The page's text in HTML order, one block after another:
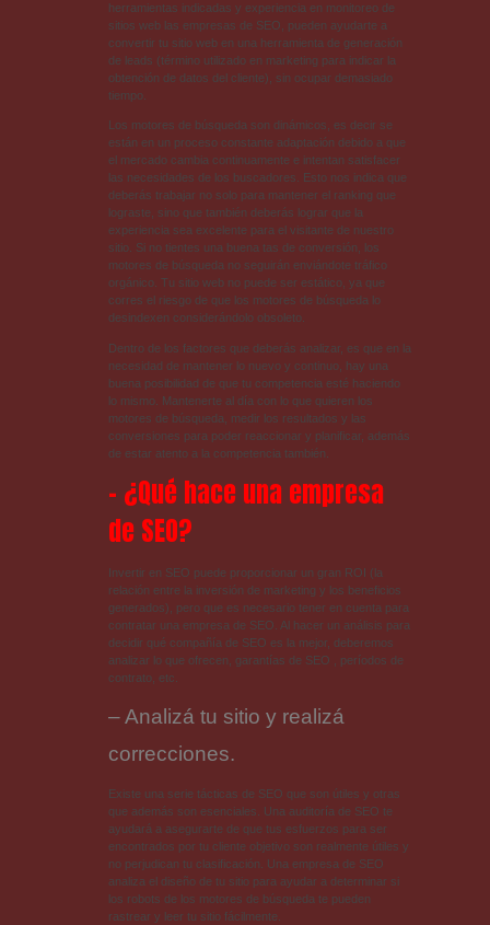
herramientas indicadas y experiencia en monitoreo de
sitios web las empresas de SEO, pueden ayudarte a
convertir tu sitio web en una herramienta de generación
de leads (término utilizado en marketing para indicar la
obtención de datos del cliente), sin ocupar demasiado
tiempo.
Los motores de búsqueda son dinámicos, es decir se
están en un proceso constante adaptación debido a que
el mercado cambia continuamente e intentan satisfacer
las necesidades de los buscadores. Esto nos indica que
deberás trabajar no solo para mantener el ranking que
lograste, sino que también deberás lograr que la
experiencia sea excelente para el visitante de nuestro
sitio. Si no tientes una buena tas de conversión, los
motores de búsqueda no seguirán enviándote tráfico
orgánico. Tu sitio web no puede ser estático, ya que
corres el riesgo de que los motores de búsqueda lo
desindexen considerándolo obsoleto.
Dentro de los factores que deberás analizar, es que en la
necesidad de mantener lo nuevo y continuo, hay una
buena posibilidad de que tu competencia esté haciendo
lo mismo. Mantenerte al día con lo que quieren los
motores de búsqueda, medir los resultados y las
conversiones para poder reaccionar y planificar, además
de estar atento a la competencia también.
– ¿Qué hace una empresa
de SEO?
Invertir en SEO puede proporcionar un gran ROI (la
relación entre la inversión de marketing y los beneficios
generados), pero que es necesario tener en cuenta para
contratar una empresa de SEO. Al hacer un análisis para
decidir qué compañía de SEO es la mejor, deberemos
analizar lo que ofrecen, garantías de SEO , períodos de
contrato, etc.
– Analizá tu sitio y realizá
correcciones.
Existe una serie tácticas de SEO que son útiles y otras
que además son esenciales. Una auditoría de SEO te
ayudará a asegurarte de que tus esfuerzos para ser
encontrados por tu cliente objetivo son realmente útiles y
no perjudican tu clasificación. Una empresa de SEO
analiza el diseño de tu sitio para ayudar a determinar si
los robots de los motores de búsqueda te pueden
rastrear y leer tu sitio fácilmente.